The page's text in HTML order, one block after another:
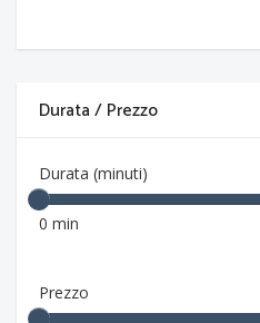
Durata / Prezzo
Durata (minuti)
0 min
Prezzo